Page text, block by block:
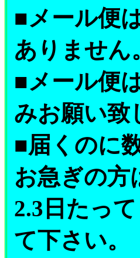
■メール便
ありません
■メール便
みお願い致
■届くのに
お急ぎの方
2.3日たっ
て下さい。